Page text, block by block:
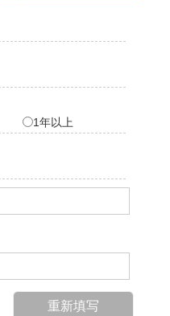
1年以上